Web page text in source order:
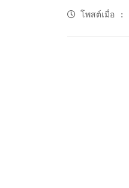
โพสต์เมื่อ :